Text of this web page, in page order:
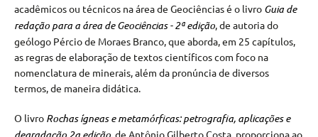
acadêmicos ou técnicos na área de Geociências é o livro Guia de
redação para a área de Geociências - 2ª edição, de autoria do
geólogo Pércio de Moraes Branco, que aborda, em 25 capítulos,
as regras de elaboração de textos científicos com foco na
nomenclatura de minerais, além da pronúncia de diversos
termos, de maneira didática.
O livro Rochas ígneas e metamórficas: petrografia, aplicações e
de Antônio Gilberto Costa, proporciona ao